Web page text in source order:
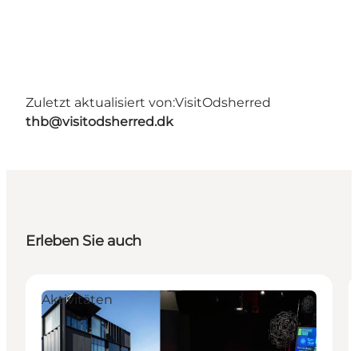
Zuletzt aktualisiert von:VisitOdsherred
thb@visitodsherred.dk
Erleben Sie auch
Aktivitäten